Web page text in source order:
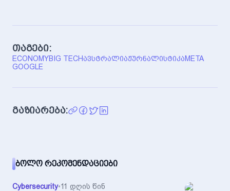
თაგები:
ECONOMYBIG TECHᲐᲕᲡᲢᲠᲐᲚᲘᲐᲟᲣᲠᲜᲐᲚᲘᲡᲢᲘᲙᲐMETA
GOOGLE
გაზიარება:
ᲑᲝᲚᲝ ᲠᲔᲙᲝᲛᲔᲜᲓᲐᲪᲘᲔᲑᲘ
Cybersecurity•11 დღის წინ